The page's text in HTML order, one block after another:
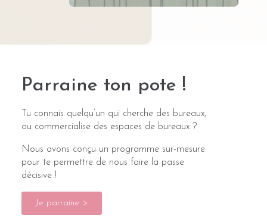
Parraine ton pote !
Tu connais quelqu’un qui cherche des bureaux,
ou commercialise des espaces de bureaux ?
Nous avons conçu un programme sur-mesure
pour te permettre de nous faire la passe
décisive !
Je parraine >